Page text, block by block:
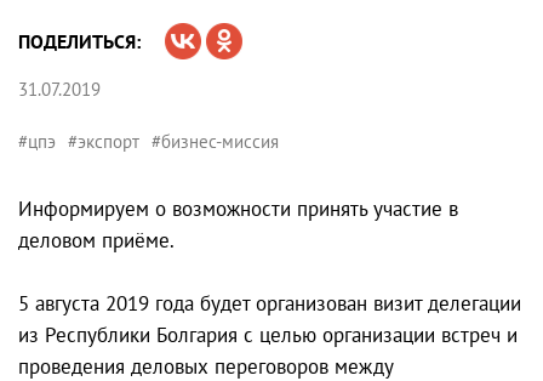
ПОДЕЛИТЬСЯ:
31.07.2019
#цпэ #экспорт #бизнес-миссия
Информируем о возможности принять участие в
деловом приёме.
5 августа 2019 года будет организован визит делегации
из Республики Болгария с целью организации встреч и
проведения деловых переговоров между